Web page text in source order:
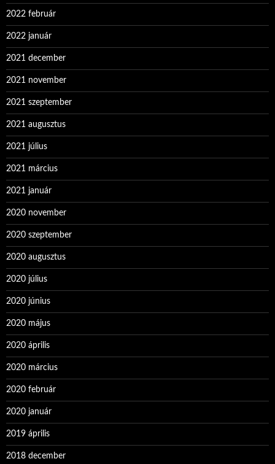
2022 február
2022 január
2021 december
2021 november
2021 szeptember
2021 augusztus
2021 július
2021 március
2021 január
2020 november
2020 szeptember
2020 augusztus
2020 július
2020 június
2020 május
2020 április
2020 március
2020 február
2020 január
2019 április
2018 december